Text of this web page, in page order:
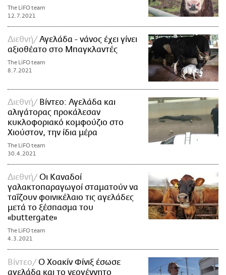
The LiFO team
12.7.2021
Διεθνή
Αγελάδα - νάνος έχει γίνει
αξιοθέατο στο Μπαγκλαντές
The LiFO team
8.7.2021
Διεθνή
Βίντεο: Αγελάδα και
αλιγάτορας προκάλεσαν
κυκλοφοριακό κομφούζιο στο
Χιούστον, την ίδια μέρα
The LiFO team
30.4.2021
Διεθνή
Οι Καναδοί
γαλακτοπαραγωγοί σταματούν να
ταΐζουν φοινικέλαιο τις αγελάδες
μετά το ξέσπασμα του
«buttergate»
The LiFO team
4.3.2021
Βίντεο
Ο Χοακίν Φίνιξ έσωσε
αγελάδα και το νεογέννητο